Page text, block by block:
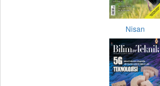
Nisan